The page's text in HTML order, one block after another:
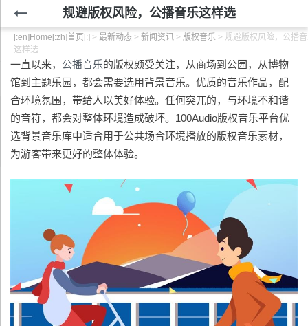
规避版权风险，公播音乐这样选
[:en]Home[:zh]首页[:] > 最新动态 > 新闻资讯 > 版权音乐 > 规避版权风险，公播
这样选
一直以来， 公播音乐的版权颇受关注，从商场到公园，从博物
馆到主题乐园，都会需要选用背景音乐。优质的音乐作品，配
合环境氛围，带给人以美好体验。任何突兀的，与环境不和谐
的音符，都会对整体环境造成破坏。100Audio版权音乐平台优
选背景音乐库中适合用于公共场合环境播放的版权音乐素材，
为游客带来更好的整体体验。